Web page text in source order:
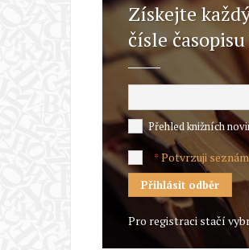
Získejte
čísle
Přehled knižních
*Potvrzuji
Pro registraci stačí